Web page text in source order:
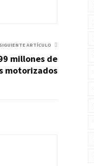
SIGUIENTE ARTÍCULO
millones de
motorizados